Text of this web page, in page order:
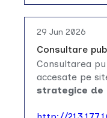
29 Jun 2026
Consultare
Consultarea
accesate pe
strategice de